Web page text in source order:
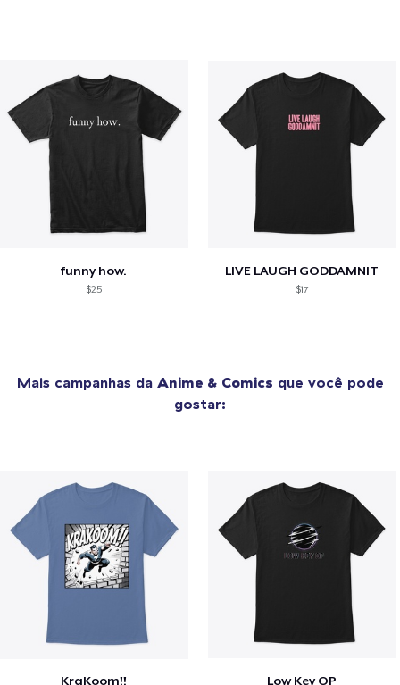
funny how.
$25
LIVE LAUGH GODDAMNIT
$17
Mais campanhas da Anime & Comics que você pode
gostar:
KraKoom!! Low Key OP